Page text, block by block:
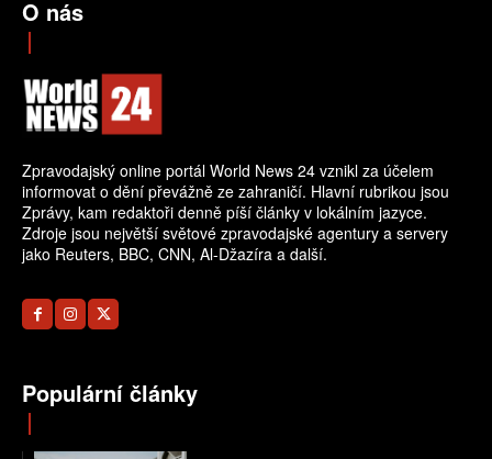
O nás
Zpravodajský online portál World News 24 vznikl za účelem
informovat o dění převážně ze zahraničí. Hlavní rubrikou jsou
Zprávy, kam redaktoři denně píší články v lokálním jazyce.
Zdroje jsou největší světové zpravodajské agentury a servery
jako Reuters, BBC, CNN, Al-Džazíra a další.
Populární články